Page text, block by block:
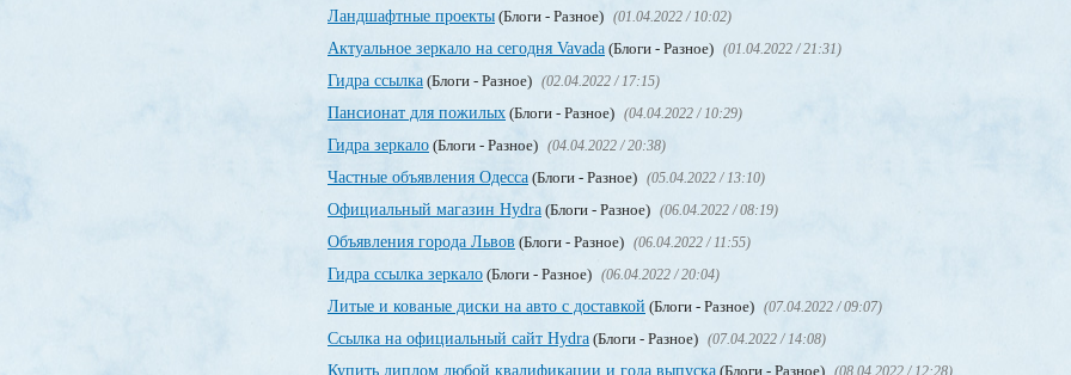
Ландшафтные проекты (Блоги - Разное) (01.04.2022 / 10:02)
Актуальное зеркало на сегодня Vavada (Блоги - Разное) (01.04.2022 / 21:31)
Гидра ссылка (Блоги - Разное) (02.04.2022 / 17:15)
Пансионат для пожилых (Блоги - Разное) (04.04.2022 / 10:29)
Гидра зеркало (Блоги - Разное) (04.04.2022 / 20:38)
Частные объявления Одесса (Блоги - Разное) (05.04.2022 / 13:10)
Официальный магазин Hydra (Блоги - Разное) (06.04.2022 / 08:19)
Объявления города Львов (Блоги - Разное) (06.04.2022 / 11:55)
Гидра ссылка зеркало (Блоги - Разное) (06.04.2022 / 20:04)
Литые и кованые диски на авто с доставкой (Блоги - Разное) (07.04.2022 / 09:07)
Ссылка на официальный сайт Hydra (Блоги - Разное) (07.04.2022 / 14:08)
Купить диплом любой квалификации и года выпуска (Блоги - Разное)